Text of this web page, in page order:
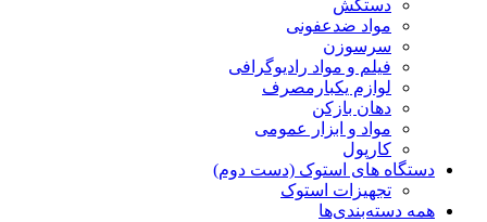
دستکش
مواد ضدعفونی
سرسوزن
فیلم و مواد رادیوگرافی
لوازم یکبارمصرف
دهان بازکن
مواد و ابزار عمومی
کارپول
دستگاه های استوک (دست دوم)
تجهیزات استوک
همه دسته‌بندی‌ها